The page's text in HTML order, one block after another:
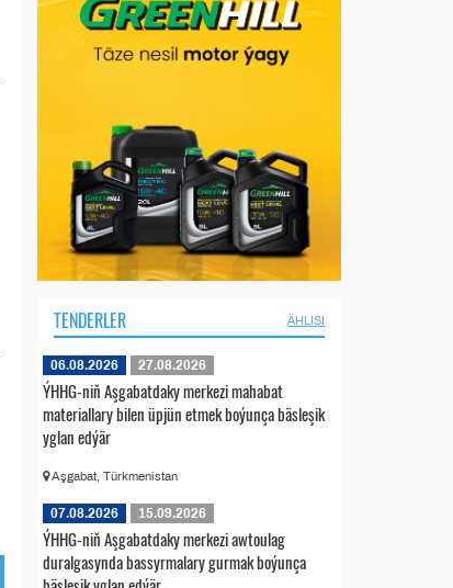
TENDERLER ÄHLISI
06.08.2026 27.08.2026
ÝHHG-niň Aşgabatdaky merkezi mahabat
materiallary bilen üpjün etmek boýunça bäsleşik
yglan edýär
Aşgabat, Türkmenistan
07.08.2026 15.09.2026
ÝHHG-niň Aşgabatdaky merkezi awtoulag
duralgasynda bassyrmalary gurmak boýunça